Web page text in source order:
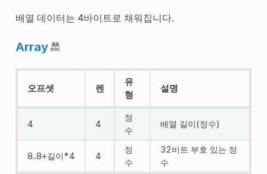
배열 데이터는 4바이트로 채워집니다.
Array
오프셋 렌
유
형
설명
4 4
정
수
배열 길이(정수)
8..8+길이*4 4
정
수
32비트 부호 있는 정
수